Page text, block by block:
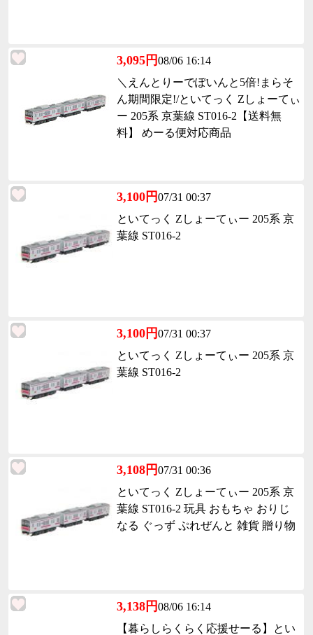
3,095円08/06 16:14
＼えんとりーでぽいんと5倍!まらそ
ん期間限定!/といてっく Zしょーてぃ
ー 205系 京葉線 ST016-2【送料無
料】 めーる便対応商品
3,100円07/31 00:37
といてっく Zしょーてぃー 205系 京
葉線 ST016-2
3,100円07/31 00:37
といてっく Zしょーてぃー 205系 京
葉線 ST016-2
3,108円07/31 00:36
といてっく Zしょーてぃー 205系 京
葉線 ST016-2 玩具 おもちゃ おりじ
なる ぐっず ぷれぜんと 雑貨 贈り物
3,138円08/06 16:14
【暮らしらくらく応援せーる】とい